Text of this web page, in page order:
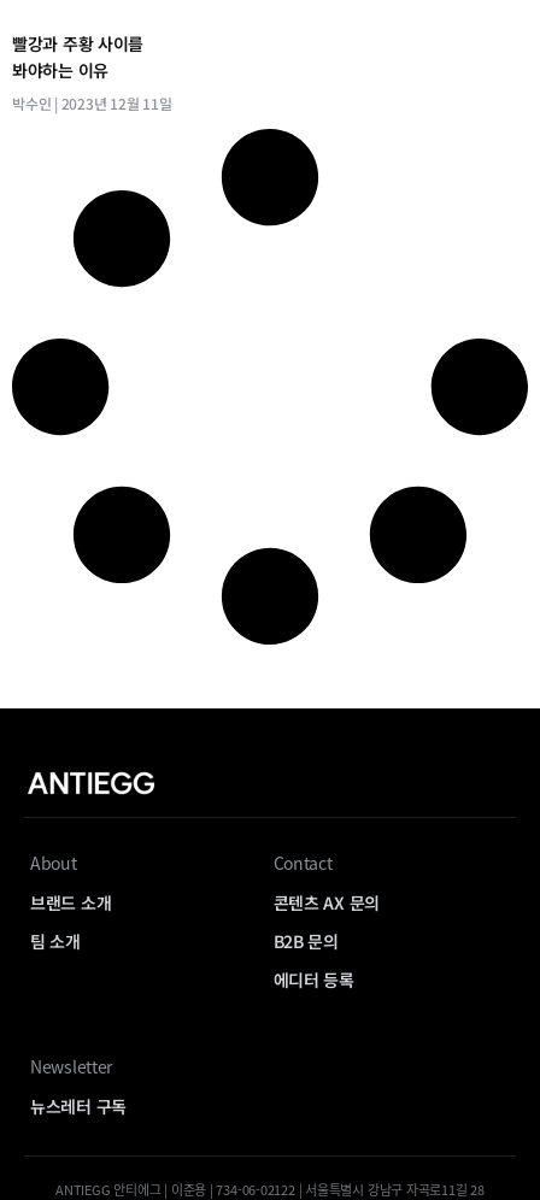
빨강과 주황 사이를
봐야하는 이유
박수인 2023년 12월 11일
About
브랜드 소개
팀 소개
Contact
콘텐츠 AX 문의
B2B 문의
에디터 등록
Newsletter
뉴스레터 구독
ANTIEGG 안티에그 | 이준용 | 734-06-02122 | 서울특별시 강남구 자곡로11길 28